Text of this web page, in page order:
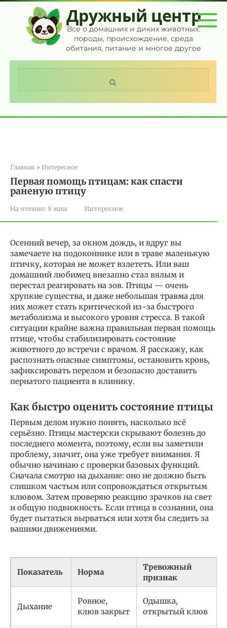
Перейти
контенту
Дружный центр
Все о домашних и диких животных:
породы, происхождение, среда
обитания, питание и многое другое
Главная » Интересное
Первая помощь птицам: как спасти
раненую птицу
На чтение:8 мин Интересное
Осенний вечер, за окном дождь, и вдруг вы
замечаете на подоконнике или в траве маленькую
птичку, которая не может взлететь. Или ваш
домашний любимец внезапно стал вялым и
перестал реагировать на зов. Птицы — очень
хрупкие существа, и даже небольшая травма для
них может стать критической из-за быстрого
метаболизма и высокого уровня стресса. В такой
ситуации крайне важна правильная первая помощь
птице, чтобы стабилизировать состояние
животного до встречи с врачом. Я расскажу, как
распознать опасные симптомы, остановить кровь,
зафиксировать перелом и безопасно доставить
пернатого пациента в клинику.
Как быстро оценить состояние птицы
Первым делом нужно понять, насколько всё
серьёзно. Птицы мастерски скрывают болезнь до
последнего момента, поэтому, если вы заметили
проблему, значит, она уже требует внимания. Я
обычно начинаю с проверки базовых функций.
Сначала смотрю на дыхание: оно не должно быть
слишком частым или сопровождаться открытым
клювом. Затем проверяю реакцию зрачков на свет
и общую подвижность. Если птица в сознании, она
будет пытаться вырваться или хотя бы следить за
вашими движениями.
Показатель Норма
Тревожный
признак
Дыхание
Ровное,
клюв закрыт
Одышка,
открытый клюв